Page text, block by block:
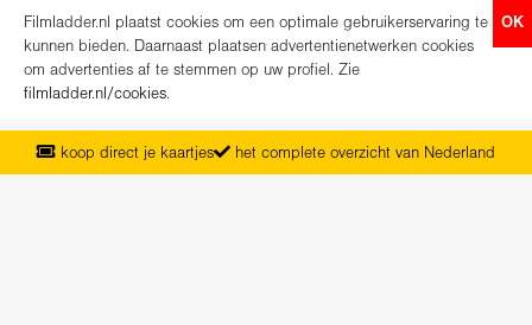
OK
Filmladder.nl plaatst cookies om een optimale gebruikerservaring te
kunnen bieden. Daarnaast plaatsen advertentienetwerken cookies
om advertenties af te stemmen op uw profiel. Zie
filmladder.nl/cookies.
koop direct je kaartjes
het complete overzicht van Nederland
vanaf maandag het nieuwe programma